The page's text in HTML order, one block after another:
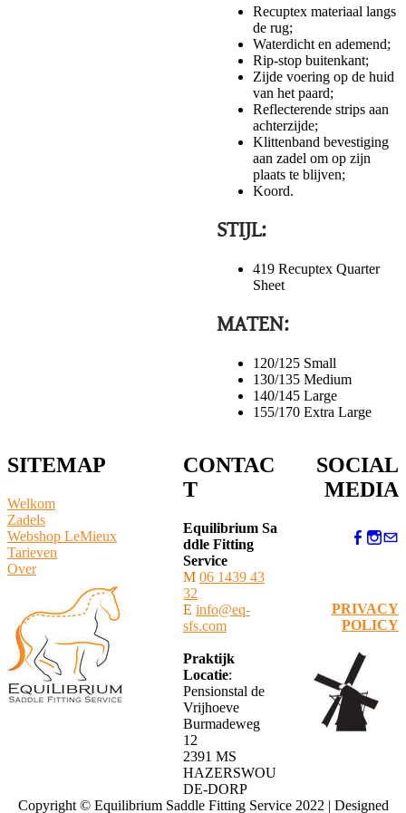
Recuptex materiaal langs
de rug;
Waterdicht en ademend;
Rip-stop buitenkant;
Zijde voering op de huid
van het paard;
Reflecterende strips aan
achterzijde;
Klittenband bevestiging
aan zadel om op zijn
plaats te blijven;
Koord.
STIJL:
419 Recuptex Quarter
Sheet
MATEN:
120/125 Small
130/135 Medium
140/145 Large
155/170 Extra Large
SITEMAP
Welkom
Zadels
Webshop LeMieux
​Tarieven
Over
CONTAC
T
Equilibrium Sa
ddle Fitting
Service
M 06 1439 43
32
E info@eq-
sfs.com
Praktijk
Locatie:
Pensionstal de
Vrijhoeve
Burmadeweg
12
​2391 MS
HAZERSWOU
DE-DORP
SOCIAL
MEDIA
PRIVACY
POLICY
Copyright © Equilibrium Saddle Fitting Service 2022 | Designed